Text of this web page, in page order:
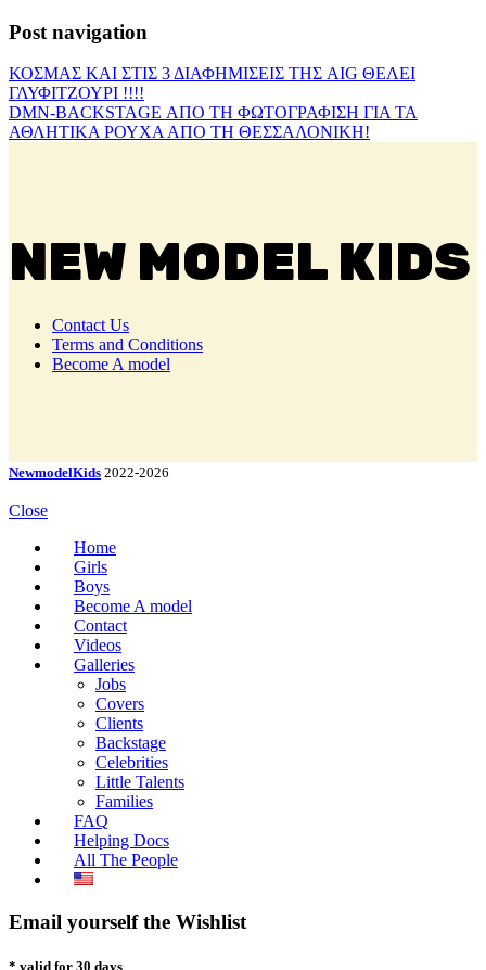
Post navigation
ΚΟΣΜΑΣ ΚΑΙ ΣΤΙΣ 3 ΔΙΑΦΗΜΙΣΕΙΣ ΤΗΣ AIG ΘΕΛΕΙ
ΓΛΥΦΙΤΖΟΥΡΙ !!!!
DMN-BACKSTAGE ΑΠΟ ΤΗ ΦΩΤΟΓΡΑΦΙΣΗ ΓΙΑ ΤΑ
ΑΘΛΗΤΙΚΑ ΡΟΥΧΑ ΑΠΟ ΤΗ ΘΕΣΣΑΛΟΝΙΚΗ!
NEW MODEL KIDS
Contact Us
Terms and Conditions
Become A model
NewmodelKids 2022-2026
Close
Home
Girls
Boys
Become A model
Contact
Videos
Galleries
Jobs
Covers
Clients
Backstage
Celebrities
Little Talents
Families
FAQ
Helping Docs
All The People
Email yourself the Wishlist
* valid for 30 days